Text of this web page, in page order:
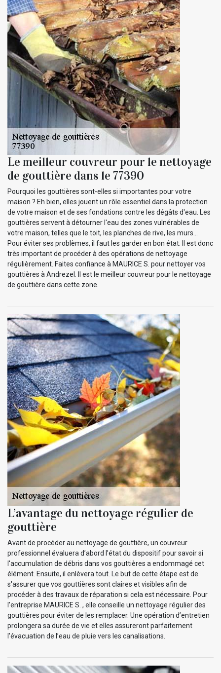
Le meilleur couvreur pour le nettoyage
de gouttière dans le 77390
Pourquoi les gouttières sont-elles si importantes pour votre
maison ? Eh bien, elles jouent un rôle essentiel dans la protection
de votre maison et de ses fondations contre les dégâts d'eau. Les
gouttières servent à détourner l'eau des zones vulnérables de
votre maison, telles que le toit, les planches de rive, les murs…
Pour éviter ses problèmes, il faut les garder en bon état. Il est donc
très important de procéder à des opérations de nettoyage
régulièrement. Faites confiance à MAURICE S. pour nettoyer vos
gouttières à Andrezel. Il est le meilleur couvreur pour le nettoyage
de gouttière dans cette zone.
L’avantage du nettoyage régulier de
gouttière
Avant de procéder au nettoyage de gouttière, un couvreur
professionnel évaluera d’abord l’état du dispositif pour savoir si
l'accumulation de débris dans vos gouttières a endommagé cet
élément. Ensuite, il enlèvera tout. Le but de cette étape est de
s'assurer que vos gouttières sont claires et visibles afin de
procéder à des travaux de réparation si cela est nécessaire. Pour
l’entreprise MAURICE S. , elle conseille un nettoyage régulier des
gouttières pour éviter de les remplacer. Une opération d’entretien
prolongera sa durée de vie et elles assureront parfaitement
l’évacuation de l’eau de pluie vers les canalisations.